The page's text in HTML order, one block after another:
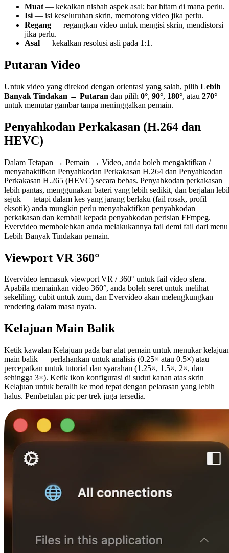
Muat — kekalkan nisbah aspek asal; bar hitam di mana perlu.
Isi — isi keseluruhan skrin, memotong video jika perlu.
Regang — regangkan video untuk mengisi skrin, mendistorsi
jika perlu.
Asal — kekalkan resolusi asli pada 1:1.
Putaran Video
Untuk video yang direkod dengan orientasi yang salah, pilih Lebih
Banyak Tindakan → Putaran dan pilih 0°, 90°, 180°, atau 270°
untuk memutar gambar tanpa meninggalkan pemain.
Penyahkodan Perkakasan (H.264 dan
HEVC)
Dalam Tetapan → Pemain → Video, anda boleh mengaktifkan /
menyahaktifkan Penyahkodan Perkakasan H.264 dan Penyahkodan
Perkakasan H.265 (HEVC) secara bebas. Penyahkodan perkakasan
lebih pantas, menggunakan bateri yang lebih sedikit, dan berjalan
sejuk — tetapi dalam kes yang jarang berlaku (fail rosak, profil
eksotik) anda mungkin perlu menyahaktifkan penyahkodan
perkakasan dan kembali kepada penyahkodan perisian FFmpeg.
Evervideo membolehkan anda melakukannya fail demi fail dari menu
Lebih Banyak Tindakan pemain.
Viewport VR 360°
Evervideo termasuk viewport VR / 360° untuk fail video sfera.
Apabila memainkan video 360°, anda boleh seret untuk melihat
sekeliling, cubit untuk zum, dan Evervideo akan melengkungkan
rendering dalam masa nyata.
Kelajuan Main Balik
Ketik kawalan Kelajuan pada bar alat pemain untuk menukar
main balik — perlahankan untuk analisis (0.25× atau 0.5×) atau
percepatkan untuk tutorial dan syarahan (1.25×, 1.5×, 2×, dan
sehingga 3×). Ketik ikon konfigurasi di sudut kanan atas skrin
Kelajuan untuk beralih ke mod tepat dengan pelarasan yang lebih
halus. Pembetulan pic per trek juga tersedia.